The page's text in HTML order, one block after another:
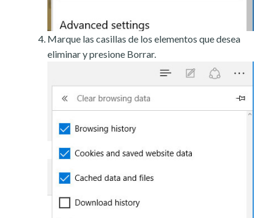
Marque las casillas de los elementos que desea
eliminar y presione Borrar.